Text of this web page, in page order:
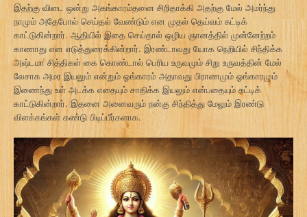
இதற்கு விடை ஒன்று அகங்காரம்தனை சிறிதாக்கி அதற்கு மேல் அமர்ந்து
நாமும் அதேபோல் செய்தல் வேண்டும் என முதல் தெய்வம் சுட்டிக்
காட்டுகின்றார். ஆதியில் இதை செய்தால் ஒழிய ஞானத்தில் முன்னேற்றம்
காணாது என எடுத்துரைக்கின்றார். இரண்டாவது யோக நெறியில் சிந்திக்க
அஷ்டமா சித்திகள் கை கொண்டால் பெரிய உருவமும் சிறு உருவத்தின் மேல்
லேசாக அமர இயலும் என்றும் ஓங்காரம் அதாவது பிராணமும் ஓங்காரமும்
இணைந்து உள் அடக்க எதையும் சாதிக்க இயலும் என்பதையும் சுட்டிக்
காட்டுகின்றார். இதனை அனைவரும் நன்கு சிந்தித்து மேலும் இரண்டு
விளக்கங்கள் கண்டு பிடிப்பீர்களாக.